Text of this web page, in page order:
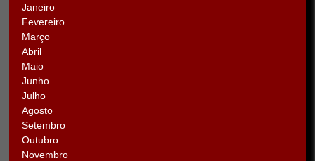
Janeiro
Fevereiro
Março
Abril
Maio
Junho
Julho
Agosto
Setembro
Outubro
Novembro